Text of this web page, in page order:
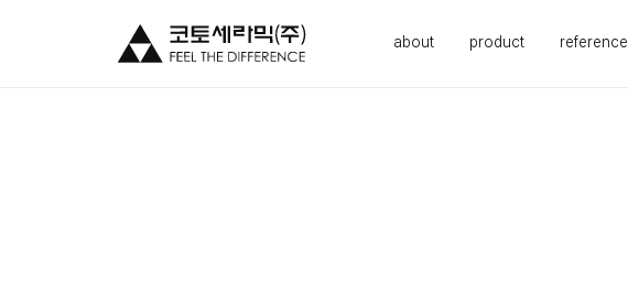
about product reference